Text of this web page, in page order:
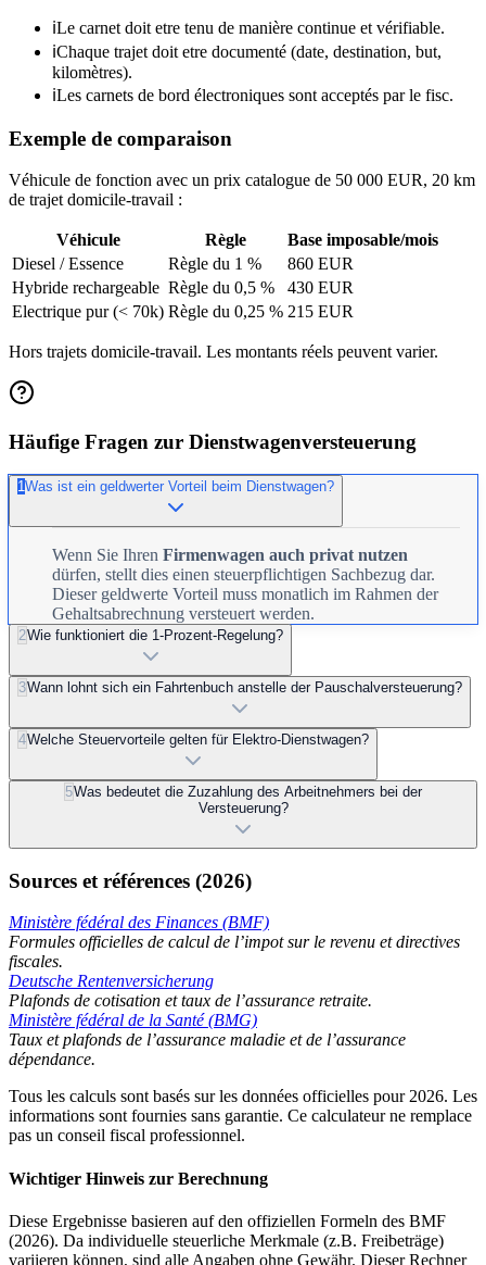
ℹLe carnet doit etre tenu de manière continue et vérifiable.
ℹChaque trajet doit etre documenté (date, destination, but,
kilomètres).
ℹLes carnets de bord électroniques sont acceptés par le fisc.
Exemple de comparaison
Véhicule de fonction avec un prix catalogue de 50 000 EUR, 20 km
de trajet domicile-travail :
Véhicule Règle
Base imposable/mois
Diesel / Essence
Règle du 1 %
860 EUR
Hybride rechargeable Règle du 0,5 %
430 EUR
Electrique pur (< 70k) Règle du 0,25 % 215 EUR
Hors trajets domicile-travail. Les montants réels peuvent varier.
Häufige Fragen zur Dienstwagenversteuerung
1 Was ist ein geldwerter Vorteil beim Dienstwagen?
Wenn Sie Ihren Firmenwagen auch privat nutzen
dürfen, stellt dies einen steuerpflichtigen Sachbezug dar.
Dieser geldwerte Vorteil muss monatlich im Rahmen der
Gehaltsabrechnung versteuert werden.
2Wie funktioniert die 1-Prozent-Regelung?
3Wann lohnt sich ein Fahrtenbuch anstelle der Pauschalversteuerung?
4Welche Steuervorteile gelten für Elektro-Dienstwagen?
5Was bedeutet die Zuzahlung des Arbeitnehmers bei der
Versteuerung?
Sources et références (2026)
Ministère fédéral des Finances (BMF)
Formules officielles de calcul de l’impot sur le revenu et directives
fiscales.
Deutsche Rentenversicherung
Plafonds de cotisation et taux de l’assurance retraite.
Ministère fédéral de la Santé (BMG)
Taux et plafonds de l’assurance maladie et de l’assurance
dépendance.
Tous les calculs sont basés sur les données officielles pour 2026. Les
informations sont fournies sans garantie. Ce calculateur ne remplace
pas un conseil fiscal professionnel.
Wichtiger Hinweis zur Berechnung
Diese Ergebnisse basieren auf den offiziellen Formeln des BMF
(2026). Da individuelle steuerliche Merkmale (z.B. Freibeträge)
variieren können, sind alle Angaben ohne Gewähr. Dieser Rechner